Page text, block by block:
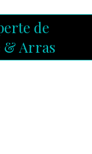
de
& Arras